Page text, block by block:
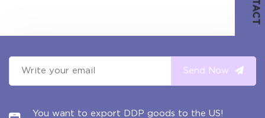
Send Now
You want to export DDP goods to the US!